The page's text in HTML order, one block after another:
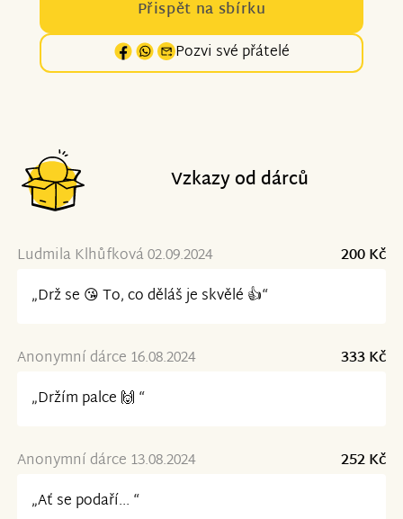
Přispět na sbírku
Pozvi své přátelé
Vzkazy od dárců
Ludmila Klhůfková 02.09.2024
200 Kč
„Drž se 😘 To, co děláš je skvělé 👍“
Anonymní dárce 16.08.2024
333 Kč
„Držím palce 🙌 “
Anonymní dárce 13.08.2024
252 Kč
„Ať se podaří... “